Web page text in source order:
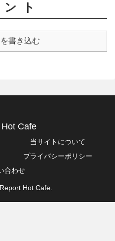
ト
書き込む
Cafe
当サイトについて
プライバシーポリシー
合わせ
Hot Cafe.